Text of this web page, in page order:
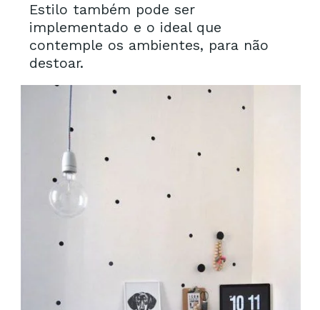
Estilo também pode ser
implementado e o ideal que
contemple os ambientes, para não
destoar.